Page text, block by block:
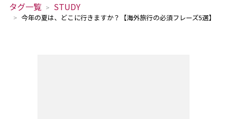
タグ一覧 STUDY
今年の夏は、どこに行きますか？【海外旅行の必須フレーズ5選】